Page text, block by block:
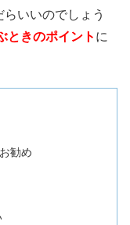
いいのでしょう
ときのポイント に
勧め